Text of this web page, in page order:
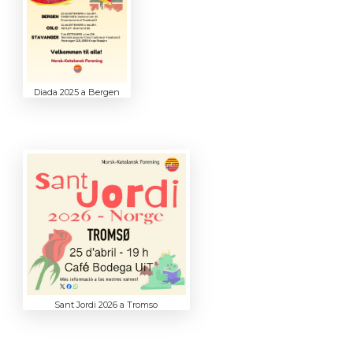
Diada 2025 a Bergen
Sant Jordi 2026 a Tromso